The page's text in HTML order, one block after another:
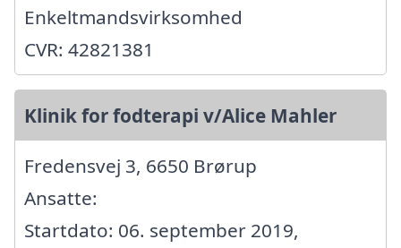
Enkeltmandsvirksomhed
CVR: 42821381
Klinik for fodterapi v/Alice Mahler
Fredensvej 3, 6650 Brørup
Ansatte:
Startdato: 06. september 2019,